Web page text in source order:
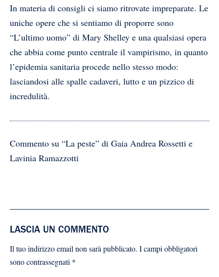
In materia di consigli ci siamo ritrovate impreparate. Le
uniche opere che si sentiamo di proporre sono
“L’ultimo uomo” di Mary Shelley e una qualsiasi opera
che abbia come punto centrale il vampirismo, in quanto
l’epidemia sanitaria procede nello stesso modo:
lasciandosi alle spalle cadaveri, lutto e un pizzico di
incredulità.
Commento su “La peste” di Gaia Andrea Rossetti e
Lavinia Ramazzotti
LASCIA UN COMMENTO
Il tuo indirizzo email non sarà pubblicato. I campi obbligatori
sono contrassegnati *